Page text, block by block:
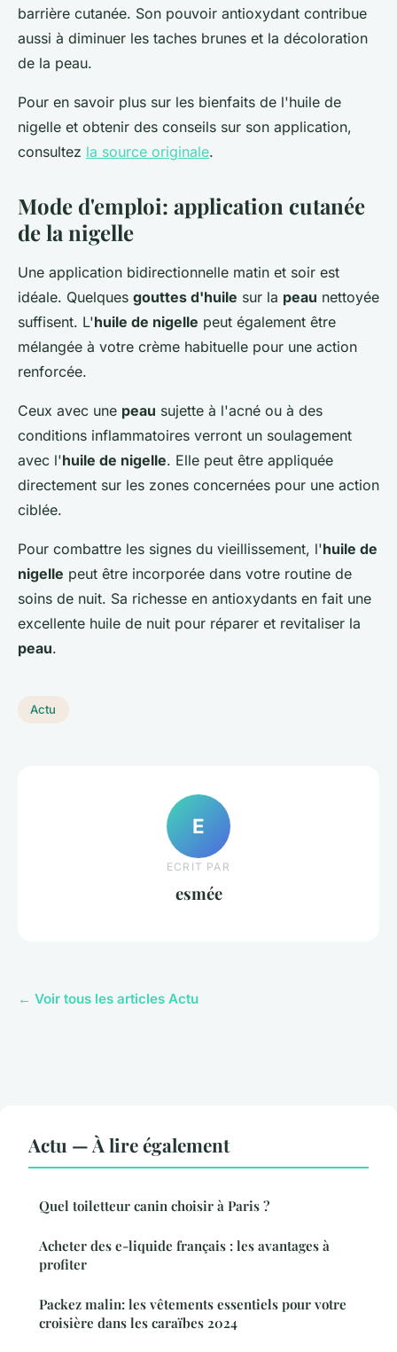
barrière cutanée. Son pouvoir antioxydant contribue
aussi à diminuer les taches brunes et la décoloration
de la peau.
Pour en savoir plus sur les bienfaits de l'huile de
nigelle et obtenir des conseils sur son application,
consultez la source originale.
Mode d'emploi: application cutanée
de la nigelle
Une application bidirectionnelle matin et soir est
idéale. Quelques gouttes d'huile sur la peau nettoyée
suffisent. L'huile de nigelle peut également être
mélangée à votre crème habituelle pour une action
renforcée.
Ceux avec une peau sujette à l'acné ou à des
conditions inflammatoires verront un soulagement
avec l'huile de nigelle. Elle peut être appliquée
directement sur les zones concernées pour une action
ciblée.
Pour combattre les signes du vieillissement, l'huile de
nigelle peut être incorporée dans votre routine de
soins de nuit. Sa richesse en antioxydants en fait une
excellente huile de nuit pour réparer et revitaliser la
peau.
Actu
E
ECRIT PAR
esmée
← Voir tous les articles Actu
Actu — À lire également
Quel toiletteur canin choisir à Paris ?
Acheter des e-liquide français : les avantages à
profiter
Packez malin: les vêtements essentiels pour votre
croisière dans les caraïbes 2024